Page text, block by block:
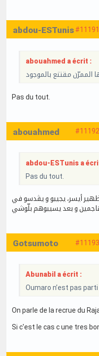
#11191
abdou-ESTunis
abouahmed a écrit :
الممرّن مقتنع بالموجود
Pas du tout.
#11192
abouahmed
abdou-ESTunis a
Pas du tout.
أيسر، يجيبو و يڤدسو في
و بعد يسيبوهم بلّوشي
#11193
Gotsumoto
Abunabil a écrit :
Oumaro n’est pas
On parle de la recrue du
Si c'est le cas c une tres